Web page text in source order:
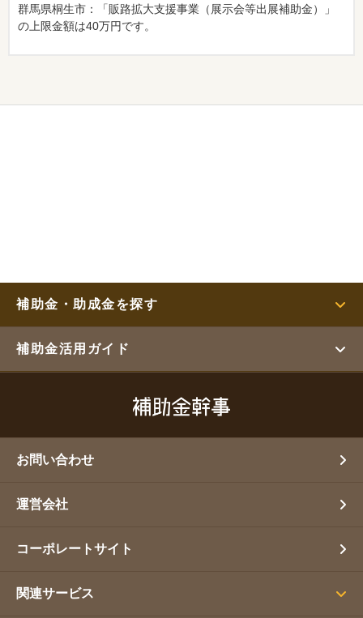
群馬県桐生市：「販路拡大支援事業（展示会等出展補助金）」
の上限金額は40万円です。
補助金・助成金を探す
補助金活用ガイド
お問い合わせ
運営会社
コーポレートサイト
関連サービス